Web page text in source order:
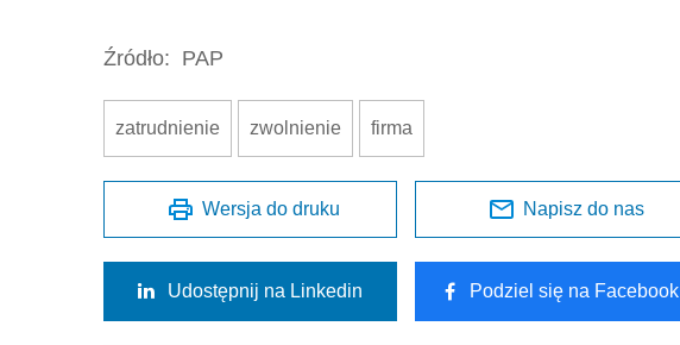
Źródło: PAP
zatrudnienie zwolnienie firma
Wersja do druku Napisz do nas
Udostępnij na Linkedin Podziel się na Facebook